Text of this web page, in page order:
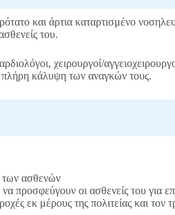
και άρτια καταρτισμένο
του.
χειρουργοί/
πλήρη κάλυψη των αναγκών τους.
των ασθενών
προσφεύγουν οι ασθενείς του
εκ μέρους της πολιτείας και τον